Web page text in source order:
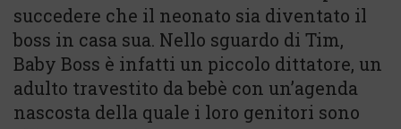
succedere che il neonato sia diventato il
boss in casa sua. Nello sguardo di Tim,
Baby Boss è infatti un piccolo dittatore, un
adulto travestito da bebè con un’agenda
nascosta della quale i loro genitori sono